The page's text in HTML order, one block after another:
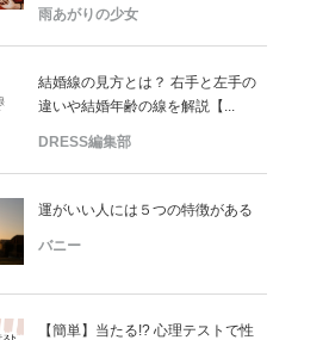
雨あがりの少女
結婚線の見方とは？ 右手と左手の
違いや結婚年齢の線を解説【...
DRESS編集部
運がいい人には５つの特徴がある
バニー
【簡単】当たる!? 心理テストで性